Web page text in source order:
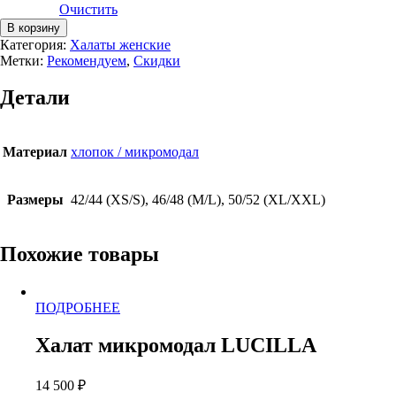
Очистить
Количество
товара
Халат
LUCILLA
В корзину
Категория: Халаты женские
Метки: Рекомендуем, Скидки
Детали
Материал хлопок / микромодал
Размеры 42/44 (XS/S), 46/48 (M/L), 50/52 (XL/XXL)
Похожие товары
ПОДРОБНЕЕ
несколько
Халат микромодал LUCILLA
14 500 ₽